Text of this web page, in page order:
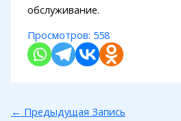
обслуживание.
Просмотров: 558
← Предыдущая Запись